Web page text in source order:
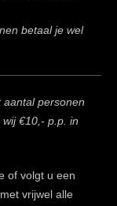
betaal je wel
aantal personen
€10,- p.p. in
of volgt u een
vrijwel alle